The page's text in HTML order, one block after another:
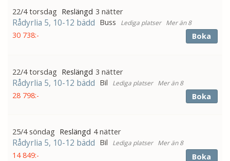
22/4 torsdag 3 nätter
Rådyrlia 5, 10-12 bädd Buss Mer än 8
30 738:- Boka
22/4 torsdag 3 nätter
Rådyrlia 5, 10-12 bädd Bil Mer än 8
28 798:- Boka
25/4 söndag 4 nätter
Rådyrlia 5, 10-12 bädd Bil Mer än 8
14 849:- Boka